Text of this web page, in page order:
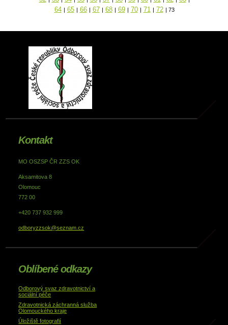
64 | 65 | 66 | 67 | 68 | 69 | 70 | 71 | 72 | 73
Kontakt
MO OSZSP ČR ZZS OK
Aksamitova 8
Olomouc
772 00
+420 737 932 999
odboryzzsok@seznam.cz
Oblíbené odkazy
Odborový svaz zdravotnictví a
sociální péče
Zdravotnická záchranná služba
Olomouckého kraje
Úložiště fotografií